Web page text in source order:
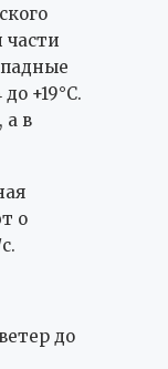
части
+19°C.
а в
о
до